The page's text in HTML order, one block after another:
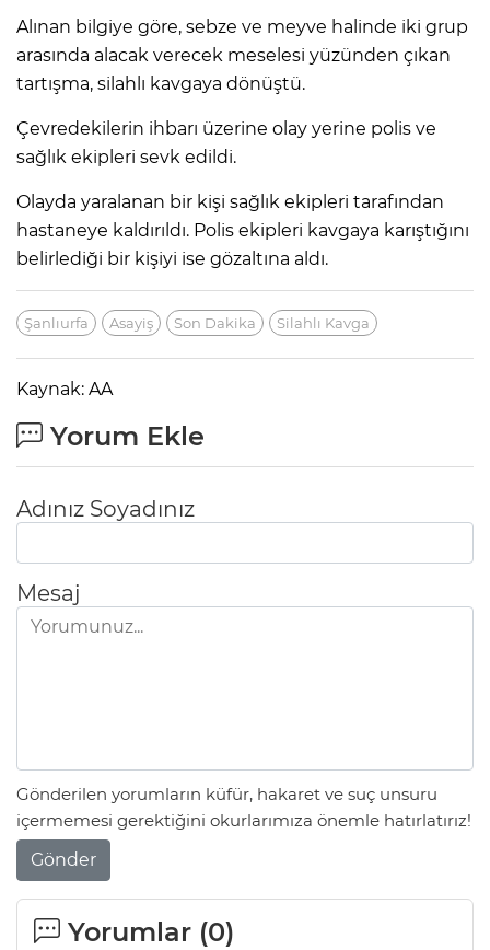
Alınan bilgiye göre, sebze ve meyve halinde iki grup
arasında alacak verecek meselesi yüzünden çıkan
tartışma, silahlı kavgaya dönüştü.
Çevredekilerin ihbarı üzerine olay yerine polis ve
sağlık ekipleri sevk edildi.
Olayda yaralanan bir kişi sağlık ekipleri tarafından
hastaneye kaldırıldı. Polis ekipleri kavgaya karıştığını
belirlediği bir kişiyi ise gözaltına aldı.
Şanlıurfa Asayiş Son Dakika Silahlı Kavga
Kaynak: AA
Yorum Ekle
Adınız Soyadınız
Mesaj
Gönderilen yorumların küfür, hakaret ve suç unsuru
içermemesi gerektiğini okurlarımıza önemle hatırlatırız!
Gönder
Yorumlar (0)